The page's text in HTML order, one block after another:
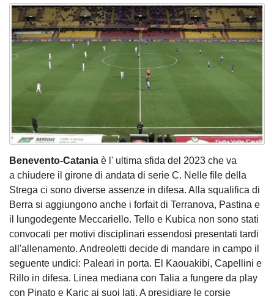
Benevento-Catania è l' ultima sfida del 2023 che va
a chiudere il girone di andata di serie C. Nelle file della
Strega ci sono diverse assenze in difesa. Alla squalifica di
Berra si aggiungono anche i forfait di Terranova, Pastina e
il lungodegente Meccariello. Tello e Kubica non sono stati
convocati per motivi disciplinari essendosi presentati tardi
all'allenamento. Andreoletti decide di mandare in campo il
seguente undici: Paleari in porta. El Kaouakibi, Capellini e
Rillo in difesa. Linea mediana con Talia a fungere da play
con Pinato e Karic ai suoi lati. A presidiare le corsie